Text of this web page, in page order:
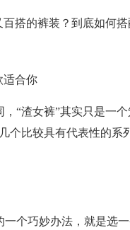
搭的裤装？到底如何
适合你
“渣女裤”其实只是一
个比较具有代表性的系
个巧妙办法，就是选